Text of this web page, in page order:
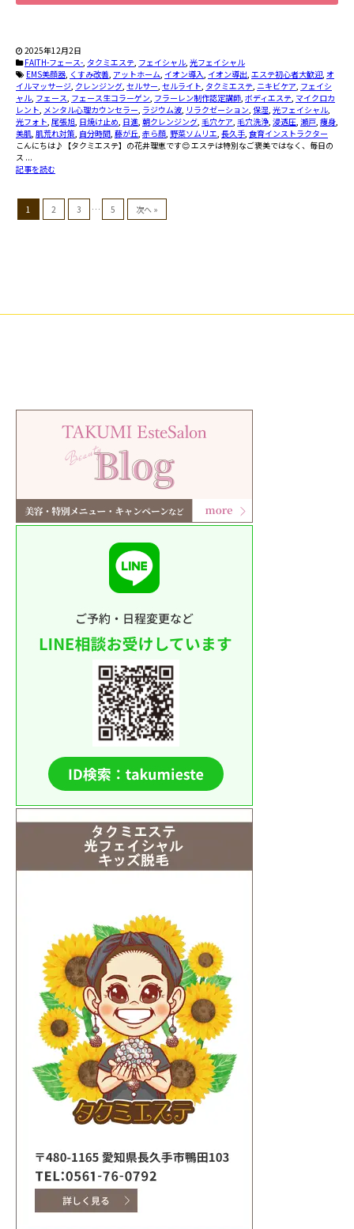
2025年12月2日
FAITH-フェース-, タクミエステ, フェイシャル, 光フェイシャル
EMS美顔器, くすみ改善, アットホーム, イオン導入, イオン導出, エステ初心者大歓迎, オ
イルマッサージ, クレンジング, セルサー, セルライト, タクミエステ, ニキビケア, フェイシ
ャル, フェース, フェース生コラーゲン, フラーレン制作認定講師, ボディエステ, マイクロカ
レント, メンタル心理カウンセラー, ラジウム波, リラクゼーション, 保湿, 光フェイシャル,
光フォト, 尾張旭, 日焼け止め, 日進, 朝クレンジング, 毛穴ケア, 毛穴洗浄, 浸透圧, 瀬戸, 痩身,
美肌, 肌荒れ対策, 自分時間, 藤が丘, 赤ら顔, 野菜ソムリエ, 長久手, 食育インストラクター
こんにちは♪【タクミエステ】の花井理恵です😊 エステは特別なご褒美ではなく、毎日の
ス ...
記事を読む
1 2 3 … 5 次へ »